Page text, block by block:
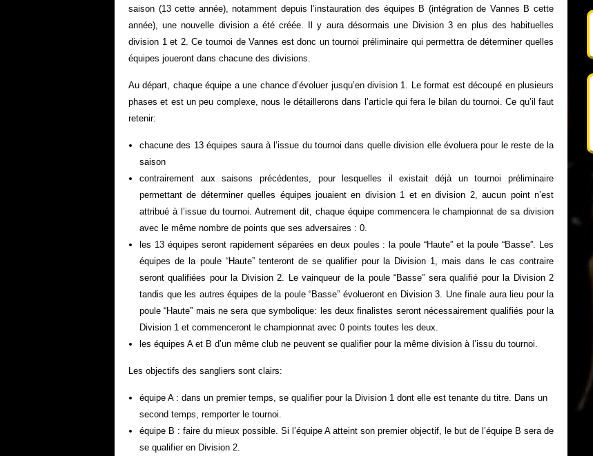
saison (13 cette année), notamment depuis l’instauration des équipes B (intégration de Vannes B cette
année), une nouvelle division a été créée. Il y aura désormais une Division 3 en plus des habituelles
division 1 et 2. Ce tournoi de Vannes est donc un tournoi préliminaire qui permettra de déterminer quelles
équipes joueront dans chacune des divisions.
Au départ, chaque équipe a une chance d’évoluer jusqu’en division 1. Le format est découpé en plusieurs
phases et est un peu complexe, nous le détaillerons dans l’article qui fera le bilan du tournoi. Ce qu’il faut
retenir:
chacune des 13 équipes saura à l’issue du tournoi dans quelle division elle évoluera pour le reste de la
saison
contrairement aux saisons précédentes, pour lesquelles il existait déjà un tournoi préliminaire
permettant de déterminer quelles équipes jouaient en division 1 et en division 2, aucun point n’est
attribué à l’issue du tournoi. Autrement dit, chaque équipe commencera le championnat de sa division
avec le même nombre de points que ses adversaires : 0.
les 13 équipes seront rapidement séparées en deux poules : la poule “Haute” et la poule “Basse”. Les
équipes de la poule “Haute” tenteront de se qualifier pour la Division 1, mais dans le cas contraire
seront qualifiées pour la Division 2. Le vainqueur de la poule “Basse” sera qualifié pour la Division 2
tandis que les autres équipes de la poule “Basse” évolueront en Division 3. Une finale aura lieu pour la
poule “Haute” mais ne sera que symbolique: les deux finalistes seront nécessairement qualifiés pour la
Division 1 et commenceront le championnat avec 0 points toutes les deux.
les équipes A et B d’un même club ne peuvent se qualifier pour la même division à l’issu du tournoi.
Les objectifs des sangliers sont clairs:
équipe A : dans un premier temps, se qualifier pour la Division 1 dont elle est tenante du titre. Dans un
second temps, remporter le tournoi.
équipe B : faire du mieux possible. Si l’équipe A atteint son premier objectif, le but de l’équipe B sera de
se qualifier en Division 2.